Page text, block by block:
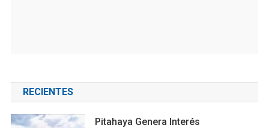
RECIENTES
Pitahaya Genera Interés